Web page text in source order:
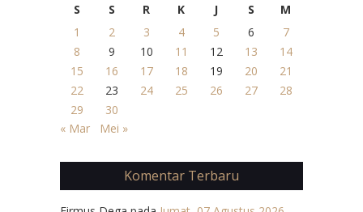
S
S R K J S
M
1
2 3 4 5 6
7
8
9 10 11 12 13
14
15
16 17 18 19 20
21
22
23 24 25 26 27
28
29
30
« Mar
Mei »
Komentar Terbaru